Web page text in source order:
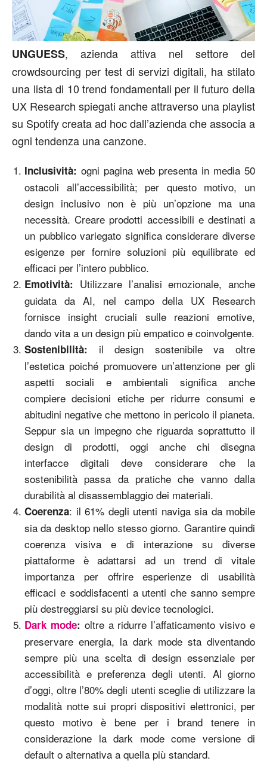
UNGUESS, azienda attiva nel settore del
crowdsourcing per test di servizi digitali, ha stilato
una lista di 10 trend fondamentali per il futuro della
UX Research spiegati anche attraverso una playlist
su Spotify creata ad hoc dall’azienda che associa a
ogni tendenza una canzone.
Inclusività: ogni pagina web presenta in media 50
ostacoli all’accessibilità; per questo motivo, un
design inclusivo non è più un’opzione ma una
necessità. Creare prodotti accessibili e destinati a
un pubblico variegato significa considerare diverse
esigenze per fornire soluzioni più equilibrate ed
efficaci per l’intero pubblico.
Emotività: Utilizzare l’analisi emozionale, anche
guidata da AI, nel campo della UX Research
fornisce insight cruciali sulle reazioni emotive,
dando vita a un design più empatico e coinvolgente.
Sostenibilità: il design sostenibile va oltre
l’estetica poiché promuovere un’attenzione per gli
aspetti sociali e ambientali significa anche
compiere decisioni etiche per ridurre consumi e
abitudini negative che mettono in pericolo il pianeta.
Seppur sia un impegno che riguarda soprattutto il
design di prodotti, oggi anche chi disegna
interfacce digitali deve considerare che la
sostenibilità passa da pratiche che vanno dalla
durabilità al disassemblaggio dei materiali.
Coerenza: il 61% degli utenti naviga sia da mobile
sia da desktop nello stesso giorno. Garantire quindi
coerenza visiva e di interazione su diverse
piattaforme è adattarsi ad un trend di vitale
importanza per offrire esperienze di usabilità
efficaci e soddisfacenti a utenti che sanno sempre
più destreggiarsi su più device tecnologici.
Dark mode: oltre a ridurre l’affaticamento visivo e
preservare energia, la dark mode sta diventando
sempre più una scelta di design essenziale per
accessibilità e preferenza degli utenti. Al giorno
d’oggi, oltre l’80% degli utenti sceglie di utilizzare la
modalità notte sui propri dispositivi elettronici, per
questo motivo è bene per i brand tenere in
considerazione la dark mode come versione di
default o alternativa a quella più standard.